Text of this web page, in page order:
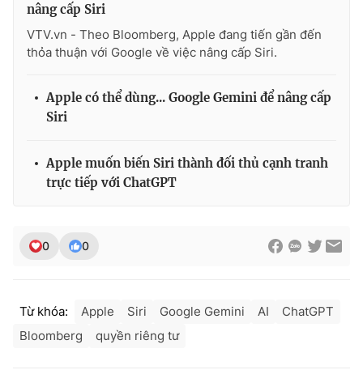
Ðiện thoại Thời báo VTV:
Email:toasoan@vtv.vn
Liên hệ quảng cáo:024-7300.7108
thông tin từ website này.
nâng cấp Siri
VTV.vn - Theo Bloomberg, Apple đang tiến gần đến
thỏa thuận với Google về việc nâng cấp Siri.
Apple có thể dùng... Google Gemini để nâng cấp
Siri
Apple muốn biến Siri thành đối thủ cạnh tranh
trực tiếp với ChatGPT
0 0
Từ khóa: Apple Siri Google Gemini AI
ChatGPT
Bloomberg
quyền riêng tư